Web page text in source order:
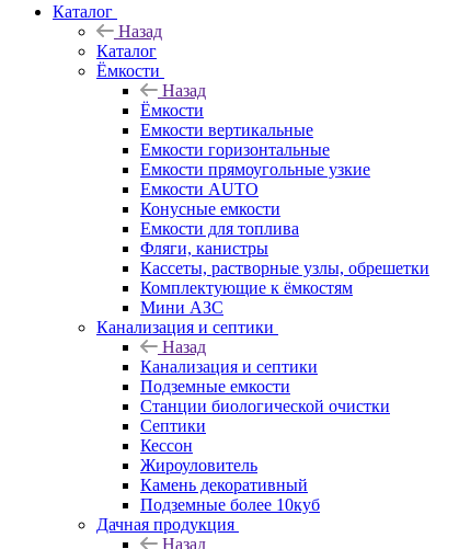
Каталог
Назад
Каталог
Ёмкости
Назад
Ёмкости
Емкости вертикальные
Емкости горизонтальные
Емкости прямоугольные узкие
Емкости АUТО
Конусные емкости
Емкости для топлива
Фляги, канистры
Кассеты, растворные узлы, обрешетки
Комплектующие к ёмкостям
Мини АЗС
Канализация и септики
Назад
Канализация и септики
Подземные емкости
Станции биологической очистки
Септики
Кессон
Жироуловитель
Камень декоративный
Подземные более 10куб
Дачная продукция
Назад